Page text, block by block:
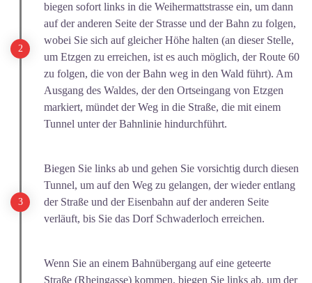
biegen sofort links in die Weihermattstrasse ein, um dann
auf der anderen Seite der Strasse und der Bahn zu folgen,
wobei Sie sich auf gleicher Höhe halten (an dieser Stelle,
um Etzgen zu erreichen, ist es auch möglich, der Route 60
zu folgen, die von der Bahn weg in den Wald führt). Am
Ausgang des Waldes, der den Ortseingang von Etzgen
markiert, mündet der Weg in die Straße, die mit einem
Tunnel unter der Bahnlinie hindurchführt.
Biegen Sie links ab und gehen Sie vorsichtig durch diesen
Tunnel, um auf den Weg zu gelangen, der wieder entlang
der Straße und der Eisenbahn auf der anderen Seite
verläuft, bis Sie das Dorf Schwaderloch erreichen.
Wenn Sie an einem Bahnübergang auf eine geteerte
Straße (Rheingasse) kommen, biegen Sie links ab, um der